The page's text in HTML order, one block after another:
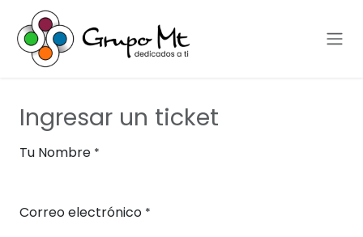
Skip to Content
Ingresar un ticket
Tu Nombre *
Correo electrónico *